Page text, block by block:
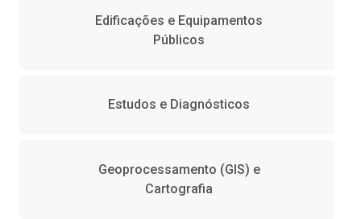
Edificações e Equipamentos
Públicos
Estudos e Diagnósticos
Geoprocessamento (GIS) e
Cartografia